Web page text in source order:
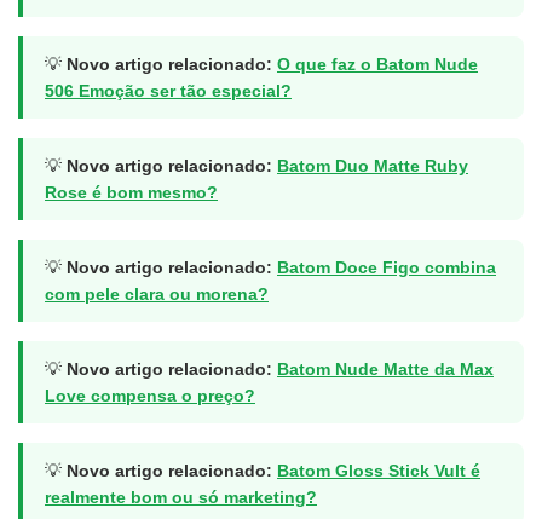
💡 Novo artigo relacionado: O que faz o Batom Nude
506 Emoção ser tão especial?
💡 Novo artigo relacionado: Batom Duo Matte Ruby
Rose é bom mesmo?
💡 Novo artigo relacionado: Batom Doce Figo combina
com pele clara ou morena?
💡 Novo artigo relacionado: Batom Nude Matte da Max
Love compensa o preço?
💡 Novo artigo relacionado: Batom Gloss Stick Vult é
realmente bom ou só marketing?